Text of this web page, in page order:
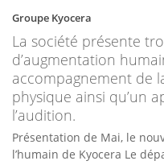
Groupe Kyocera
La société présente
d’augmentation
accompagnement de
physique ainsi qu’un
l’audition.
Présentation de Mai, le
l’humain de Kyocera Le